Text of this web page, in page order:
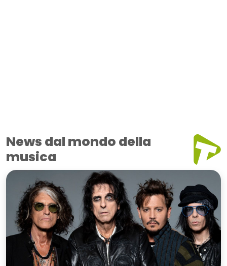
News dal mondo della
musica